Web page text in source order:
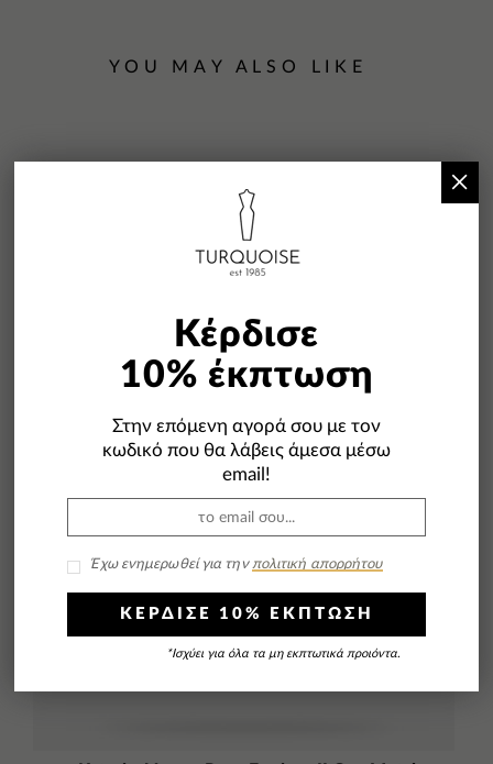
YOU MAY ALSO LIKE
Κέρδισε
10% έκπτωση
Στην επόμενη αγορά σου με τον
κωδικό που θα λάβεις άμεσα μέσω
email!
Έχω ενημερωθεί για τηνπολιτική απορρήτου
ΚΕΡΔΙΣΕ 10% ΕΚΠΤΩΣΗ
*Ισχύει για όλα τα μη εκπτωτικά προιόντα.
×